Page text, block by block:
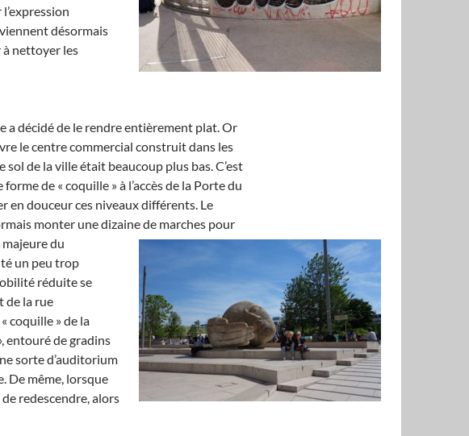
désormais
à nettoyer les
a décidé de le rendre entièrement plat. Or
le centre commercial construit dans les
sol de la ville était beaucoup plus bas. C’est
de « coquille » à l’accès de la Porte du
en douceur ces niveaux différents. Le
monter une dizaine de marches pour
du
un peu trop
réduite se
de la rue
coquille » de la
entouré de gradins
sorte d’auditorium
De même, lorsque
redescendre, alors